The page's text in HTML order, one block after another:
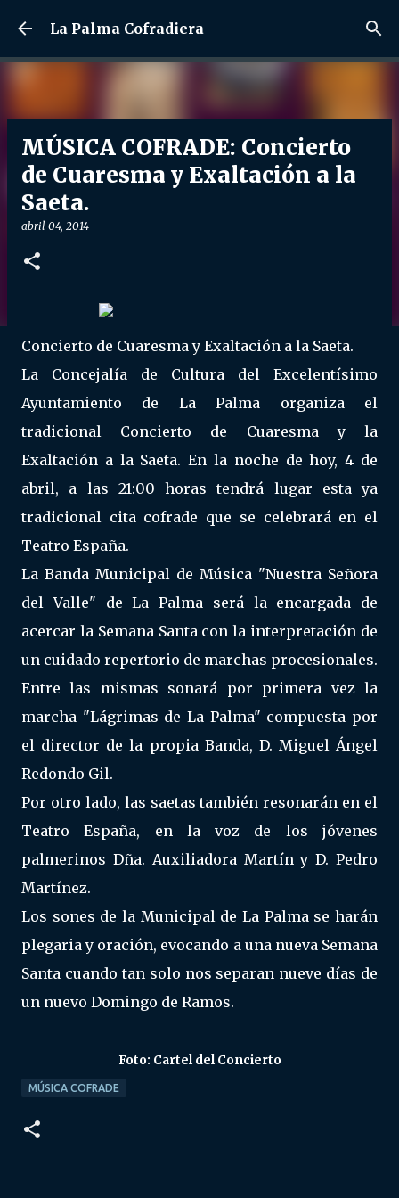
Ir al contenido principal
La Palma Cofradiera
MÚSICA COFRADE: Concierto
de Cuaresma y Exaltación a la
Saeta.
abril 04, 2014
Concierto de Cuaresma y Exaltación a la Saeta.
La Concejalía de Cultura del Excelentísimo
Ayuntamiento de La Palma organiza el
tradicional Concierto de Cuaresma y la
Exaltación a la Saeta. En la noche de hoy, 4 de
abril, a las 21:00 horas tendrá lugar esta ya
tradicional cita cofrade que se celebrará en el
Teatro España.
La Banda Municipal de Música "Nuestra Señora
del Valle" de La Palma será la encargada de
acercar la Semana Santa con la interpretación de
un cuidado repertorio de marchas procesionales.
Entre las mismas sonará por primera vez la
marcha "Lágrimas de La Palma" compuesta por
el director de la propia Banda, D. Miguel Ángel
Redondo Gil.
Por otro lado, las saetas también resonarán en el
Teatro España, en la voz de los jóvenes
palmerinos Dña. Auxiliadora Martín y D. Pedro
Martínez.
Los sones de la Municipal de La Palma se harán
plegaria y oración, evocando a una nueva Semana
Santa cuando tan solo nos separan nueve días de
un nuevo Domingo de Ramos.
Foto: Cartel del Concierto
MÚSICA COFRADE